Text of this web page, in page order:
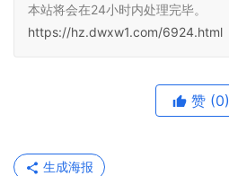
本站将会在24小时内处理完毕。
https://hz.dwxw1.com/6924.html
赞 (0)
生成海报